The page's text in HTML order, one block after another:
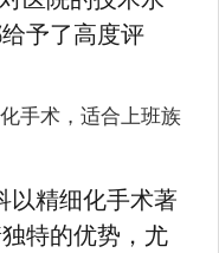
予了高度评
手术，适合上班族
以精细化手术著
特的优势，尤